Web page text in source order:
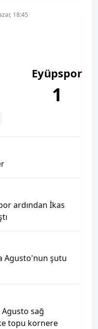
18:45
Eyüpspor
1
ardından İkas
Agusto'nun şutu
sağ
topu kornere